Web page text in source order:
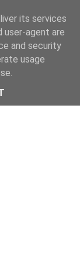
its services
user-agent are
and security
usage